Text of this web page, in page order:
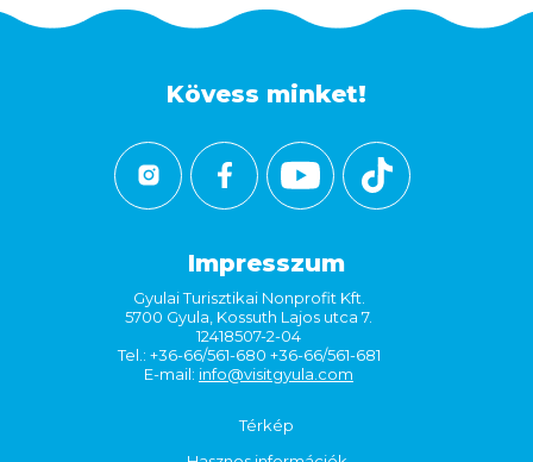
Kövess minket!
Impresszum
Gyulai Turisztikai Nonprofit Kft.
5700 Gyula, Kossuth Lajos utca 7.
12418507-2-04
Tel.: +36-66/561-680 +36-66/561-681
E-mail: info@visitgyula.com
Térkép